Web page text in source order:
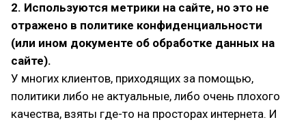
2. Используются метрики на сайте, но это не
отражено в политике конфиденциальности
(или ином документе об обработке данных на
сайте).
У многих клиентов, приходящих за помощью,
политики либо не актуальные, либо очень плохого
качества, взяты где-то на просторах интернета. И